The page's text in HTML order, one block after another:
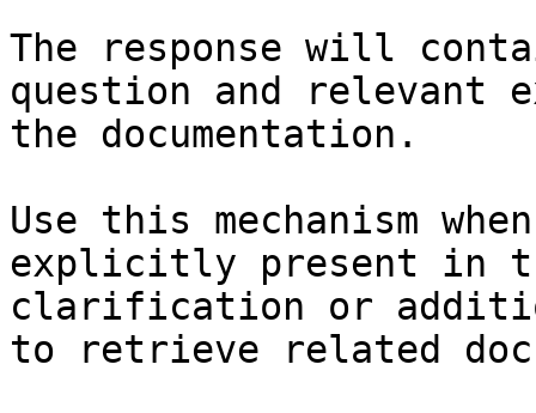
The response will
question and relevant
the documentation.
Use this mechanism
explicitly present in
clarification or